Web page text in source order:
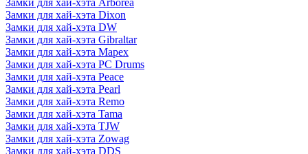
Замки для хай-хэта Arborea
Замки для хай-хэта Dixon
Замки для хай-хэта DW
Замки для хай-хэта Gibraltar
Замки для хай-хэта Mapex
Замки для хай-хэта PC Drums
Замки для хай-хэта Peace
Замки для хай-хэта Pearl
Замки для хай-хэта Remo
Замки для хай-хэта Tama
Замки для хай-хэта TJW
Замки для хай-хэта Zowag
Замки для хай-хэта DDS